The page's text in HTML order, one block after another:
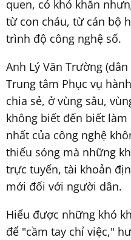
quen, có khó khăn
từ con cháu, từ cán bộ
trình độ công nghệ số.
Anh Lý Văn Trường
Trung tâm Phục vụ
chia sẻ, ở vùng sâu,
không biết đến biết
nhất của công nghệ
thiếu sóng mà những
trực tuyến, tài khoản
mới đối với người dân.
Hiểu được những khó
để "cầm tay chỉ việc,"